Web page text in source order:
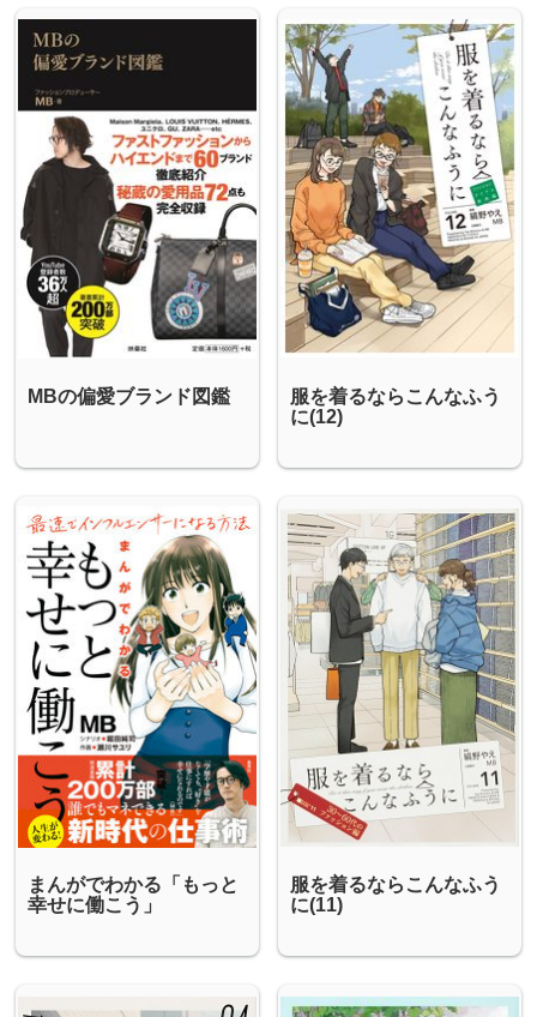
MBの偏愛ブランド図鑑
服を着るならこんなふう
に(12)
まんがでわかる「もっと
幸せに働こう」
服を着るならこんなふう
に(11)